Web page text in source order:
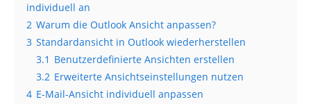
individuell an
2 Warum die Outlook Ansicht anpassen?
3 Standardansicht in Outlook wiederherstellen
3.1 Benutzerdefinierte Ansichten erstellen
3.2 Erweiterte Ansichtseinstellungen nutzen
4 E-Mail-Ansicht individuell anpassen